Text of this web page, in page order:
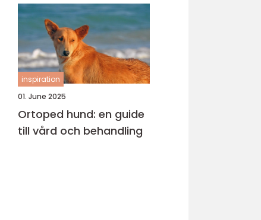
inspiration
01. June 2025
Ortoped hund: en guide
till vård och behandling